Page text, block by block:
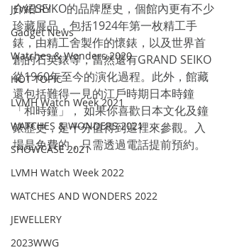
JEWELRY
Gadget News
Watches & Wonders 2020
HOT TOPIC
LVMH Watch Week 2021
WATCHES & WONDERS 2021
SHOWCASE 2021
LVMH Watch Week 2022
WATCHES AND WONDERS 2022
JEWELLERY
2023WWG
介紹SEIKO的品牌歷史，個館內更有不少
珍藏展品，包括1924年第一枚精工手
錶，由精工舍製作的懷錶，以及世界首
創的石英錶等，當然還有GRAND SEIKO
從1960年至今的演化過程。此外，館藏
還包括難得一見的江戶時期日本時鐘
「和時鐘」， 如果你喜歡日本文化及鐘
錶歷史，是十分值得到這裡來參觀。入
場是免費的，只需透過電話提前預約。